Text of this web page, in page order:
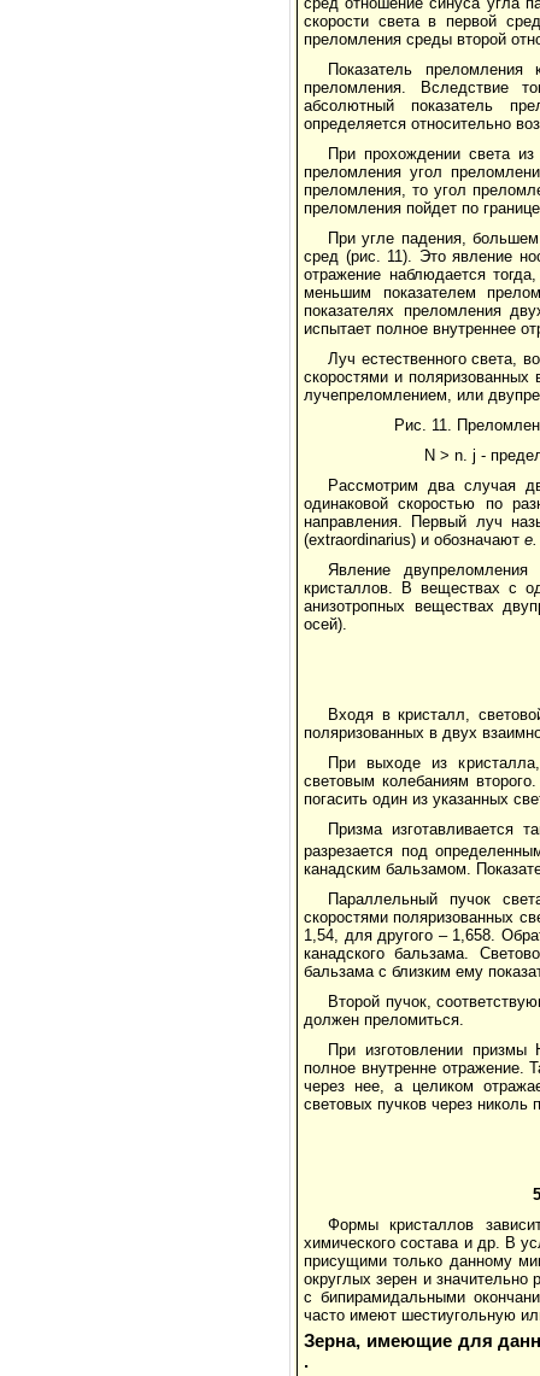
скорости света в первой
преломления среды второй
Показатель преломления
преломления. Вследствие
абсолютный показатель
определяется относительно
При прохождении света
преломления угол
преломления, то угол
преломления пойдет по
При угле падения,
сред (рис. 11). Это явление
отражение наблюдается
меньшим показателем
показателях преломления
испытает полное внутреннее
Луч естественного света,
скоростями и
лучепреломлением, или
Рис. 11.
N > n. j -
Рассмотрим два случая
одинаковой скоростью по
направления. Первый луч
(extraordinarius) и обозначают е.
Явление
кристаллов. В веществах с
анизотропных веществах
осей).
Входя в кристалл,
поляризованных в двух
При выходе из
световым колебаниям
погасить один из указанных
Призма изготавливается
разрезается под
канадским бальзамом.
Параллельный пучок
скоростями поляризованных
1,54, для другого – 1,658.
канадского бальзама.
бальзама с близким ему
Второй пучок,
должен преломиться.
При изготовлении призмы
полное внутренне отражение.
через нее, а целиком
световых пучков через
Формы кристаллов
химического состава и др. В
присущими только данному
округлых зерен и
с бипирамидальными
часто имеют шестиугольную
Зерна, имеющие для
.